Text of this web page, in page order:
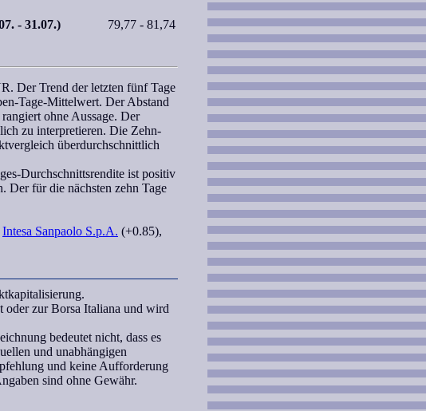
- 31.07.) 79,77 - 81,74
Der Trend der letzten fünf Tage
Tage-Mittelwert. Der Abstand
ohne Aussage. Der
zu interpretieren. Die Zehn-
überdurchschnittlich
Durchschnittsrendite ist positiv
Der für die nächsten zehn Tage
Intesa Sanpaolo S.p.A. (+0.85),
oder zur Borsa Italiana und wird
bedeutet nicht, dass es
und unabhängigen
und keine Aufforderung
sind ohne Gewähr.